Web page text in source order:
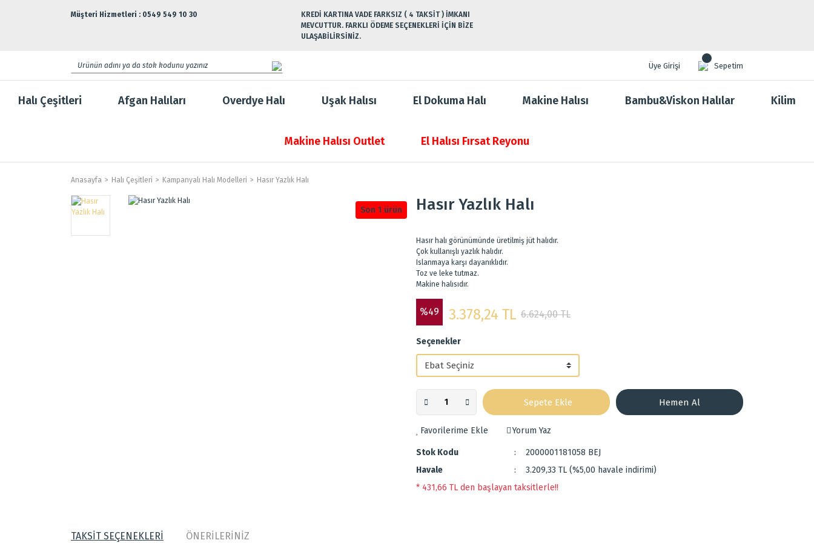
Müşteri Hizmetleri : 0549 549 10 30
KREDİ KARTINA VADE FARKSIZ ( 4 TAKSİT ) İMKANI
MEVCUTTUR. FARKLI ÖDEME SEÇENEKLERİ İÇİN BİZE
ULAŞABİLİRSİNİZ.
Üye Girişi Sepetim
Halı Çeşitleri Afgan Halıları Overdye Halı Uşak Halısı El Dokuma Halı Makine Halısı Bambu&Viskon Halılar Kilim
Makine Halısı Outlet El Halısı Fırsat Reyonu
Anasayfa Halı Çeşitleri Kampanyalı Halı Modelleri Hasır Yazlık Halı
Son 1 ürün Hasır Yazlık Halı
Hasır halı görünümünde üretilmiş jüt halıdır.
Çok kullanışlı yazlık halıdır.
Islanmaya karşı dayanıklıdır.
Toz ve leke tutmaz.
Makine halısıdır.
%49 3.378,24 TL 6.624,00 TL
Seçenekler
Sepete Ekle Hemen Al
Yorum Yaz
Stok Kodu
2000001181058 BEJ
Havale
3.209,33 TL (%5,00 havale indirimi)
* 431,66 TL den başlayan taksitlerle!!
TAKSİT SEÇENEKLERİ ÖNERİLERİNİZ